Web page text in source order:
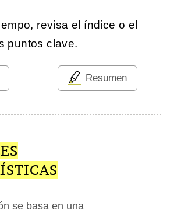
revisa el índice o el
puntos clave.
Resumen
se basa en una